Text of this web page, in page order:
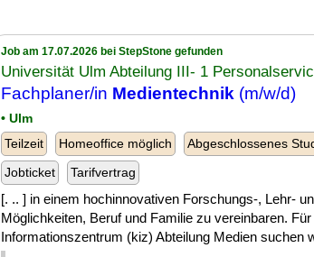
Job am 17.07.2026 bei StepStone gefunden
Universität Ulm Abteilung III- 1
Fachplaner/in Medientechnik (m/w/d)
• Ulm
Teilzeit
Homeoffice möglich
Abgeschlossenes
Jobticket
Tarifvertrag
[. .. ] in einem hochinnovativen Forschungs-, Lehr-
Möglichkeiten, Beruf und Familie zu vereinbaren.
Informationszentrum (kiz) Abteilung Medien suchen